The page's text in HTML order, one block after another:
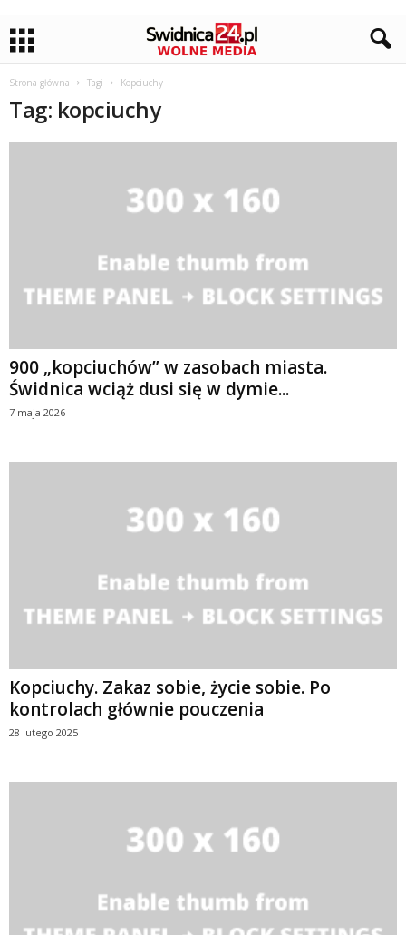
Strona główna Tagi Kopciuchy
Tag: kopciuchy
900 „kopciuchów” w zasobach miasta.
Świdnica wciąż dusi się w dymie...
7 maja 2026
Kopciuchy. Zakaz sobie, życie sobie. Po
kontrolach głównie pouczenia
28 lutego 2025